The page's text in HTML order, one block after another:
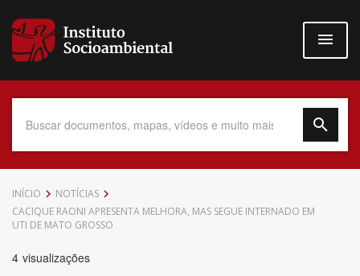
para
conteúdo
Data do Documento
INÍCIO
NOTÍCIAS
CACIQUE RAONI APRESENTA MELHORA, MAS SEGUE INTERNADO EM
UTI DE MATO GROSSO
4 visualizações